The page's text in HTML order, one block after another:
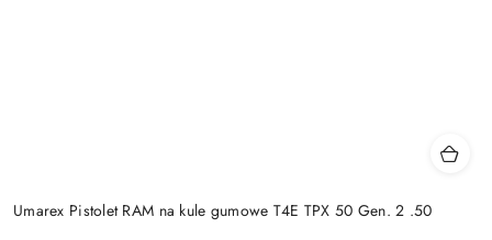
Umarex Pistolet RAM na kule gumowe T4E TPX 50 Gen. 2 .50